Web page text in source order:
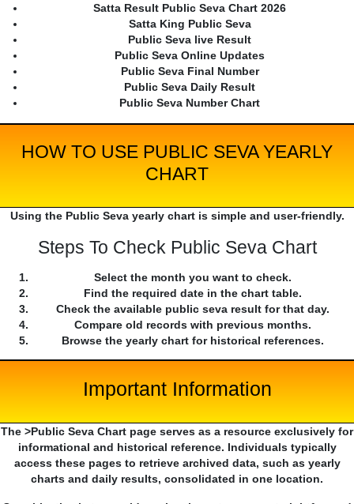
Satta Result Public Seva Chart 2026
Satta King Public Seva
Public Seva live Result
Public Seva Online Updates
Public Seva Final Number
Public Seva Daily Result
Public Seva Number Chart
HOW TO USE PUBLIC SEVA YEARLY
CHART
Using the Public Seva yearly chart is simple and user-friendly.
Steps To Check Public Seva Chart
Select the month you want to check.
Find the required date in the chart table.
Check the available public seva result for that day.
Compare old records with previous months.
Browse the yearly chart for historical references.
Important Information
The >Public Seva Chart page serves as a resource exclusively for
informational and historical reference. Individuals typically
access these pages to retrieve archived data, such as yearly
charts and daily results, consolidated in one location.